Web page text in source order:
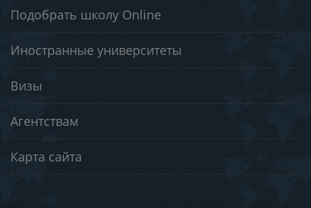
Подобрать школу Online
Иностранные университеты
Визы
Агентствам
Карта сайта